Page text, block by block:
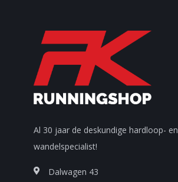
Al 30 jaar de deskundige hardloop- en
wandelspecialist!
Dalwagen 43